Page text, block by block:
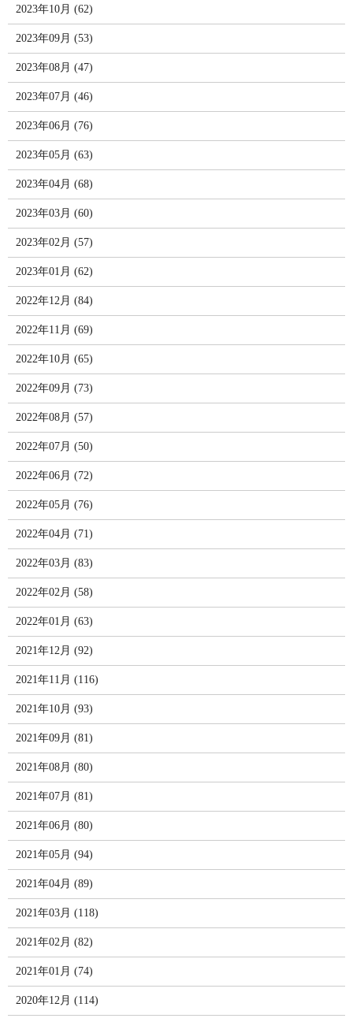
2023年10月 (62)
2023年09月 (53)
2023年08月 (47)
2023年07月 (46)
2023年06月 (76)
2023年05月 (63)
2023年04月 (68)
2023年03月 (60)
2023年02月 (57)
2023年01月 (62)
2022年12月 (84)
2022年11月 (69)
2022年10月 (65)
2022年09月 (73)
2022年08月 (57)
2022年07月 (50)
2022年06月 (72)
2022年05月 (76)
2022年04月 (71)
2022年03月 (83)
2022年02月 (58)
2022年01月 (63)
2021年12月 (92)
2021年11月 (116)
2021年10月 (93)
2021年09月 (81)
2021年08月 (80)
2021年07月 (81)
2021年06月 (80)
2021年05月 (94)
2021年04月 (89)
2021年03月 (118)
2021年02月 (82)
2021年01月 (74)
2020年12月 (114)